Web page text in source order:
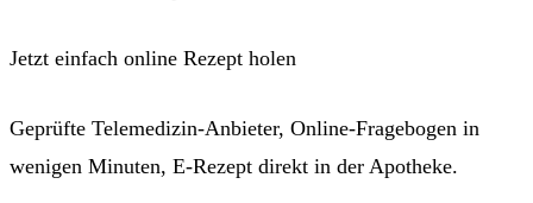
Jetzt einfach online Rezept holen
Geprüfte Telemedizin-Anbieter, Online-Fragebogen in
wenigen Minuten, E-Rezept direkt in der Apotheke.